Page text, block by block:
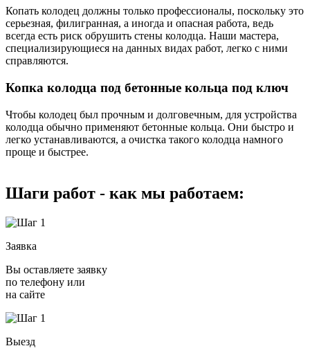
Копать колодец должны только профессионалы, поскольку это
серьезная, филигранная, а иногда и опасная работа, ведь
всегда есть риск обрушить стены колодца. Наши мастера,
специализирующиеся на данных видах работ, легко с ними
справляются.
Копка колодца под бетонные кольца под ключ
Чтобы колодец был прочным и долговечным, для устройства
колодца обычно применяют бетонные кольца. Они быстро и
легко устанавливаются, а очистка такого колодца намного
проще и быстрее.
Шаги работ - как мы работаем:
Заявка
Вы оставляете заявку
по телефону или
на сайте
Выезд